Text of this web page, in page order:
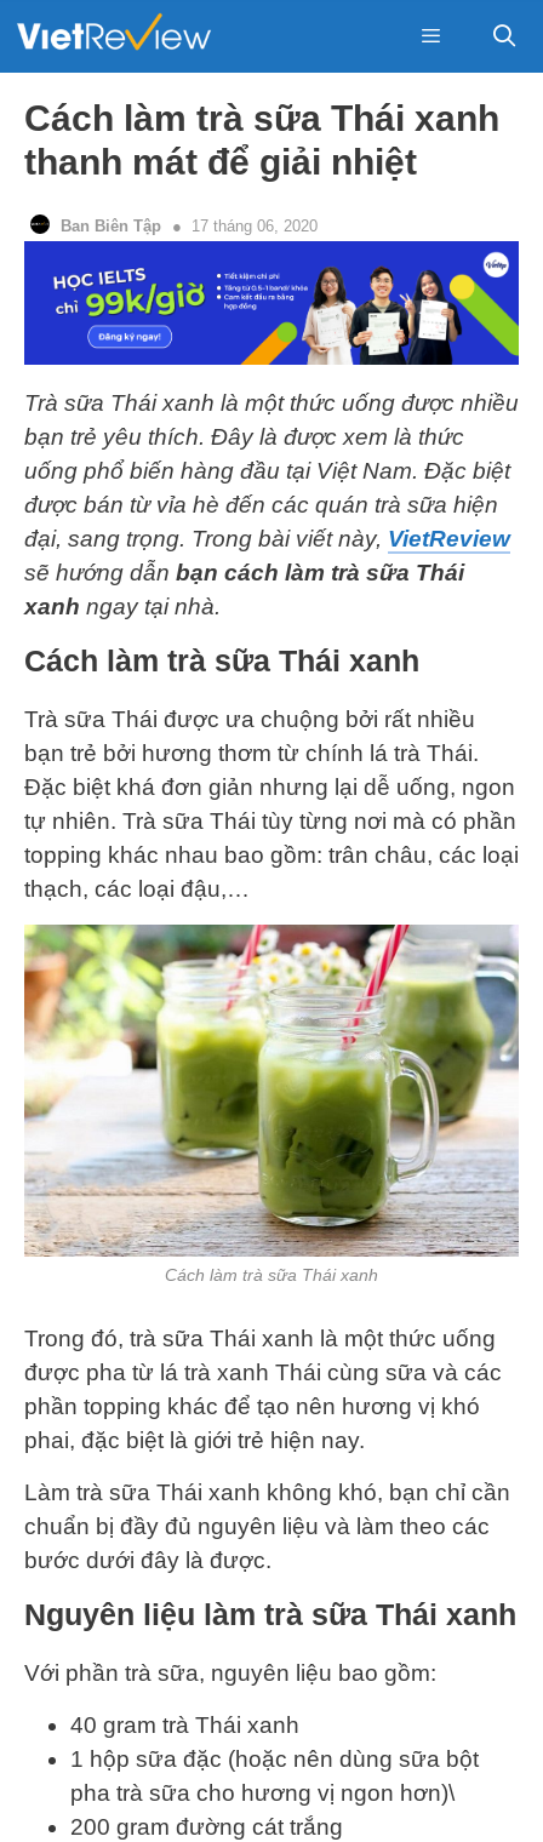
Menu
Cách làm trà sữa Thái xanh
thanh mát để giải nhiệt
Ban Biên Tập 17 tháng 06, 2020
Trà sữa Thái xanh là một thức uống được nhiều
bạn trẻ yêu thích. Đây là được xem là thức
uống phổ biến hàng đầu tại Việt Nam. Đặc biệt
được bán từ vỉa hè đến các quán trà sữa hiện
đại, sang trọng. Trong bài viết này, VietReview
sẽ hướng dẫn bạn cách làm trà sữa Thái
xanh ngay tại nhà.
Cách làm trà sữa Thái xanh
Trà sữa Thái được ưa chuộng bởi rất nhiều
bạn trẻ bởi hương thơm từ chính lá trà Thái.
Đặc biệt khá đơn giản nhưng lại dễ uống, ngon
tự nhiên. Trà sữa Thái tùy từng nơi mà có phần
topping khác nhau bao gồm: trân châu, các loại
thạch, các loại đậu,…
Cách làm trà sữa Thái xanh
Trong đó, trà sữa Thái xanh là một thức uống
được pha từ lá trà xanh Thái cùng sữa và các
phần topping khác để tạo nên hương vị khó
phai, đặc biệt là giới trẻ hiện nay.
Làm trà sữa Thái xanh không khó, bạn chỉ cần
chuẩn bị đầy đủ nguyên liệu và làm theo các
bước dưới đây là được.
Nguyên liệu làm trà sữa Thái xanh
Với phần trà sữa, nguyên liệu bao gồm:
40 gram trà Thái xanh
1 hộp sữa đặc (hoặc nên dùng sữa bột
pha trà sữa cho hương vị ngon hơn)\
200 gram đường cát trắng